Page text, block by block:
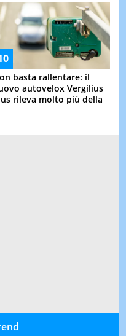
basta rallentare: il
autovelox Vergilius
rileva molto più della